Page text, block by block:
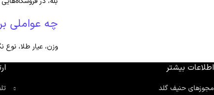
چه عواملی
وزن، عیار طلا،
اطلاعات بیشتر
مجوزهای حنیف گلد